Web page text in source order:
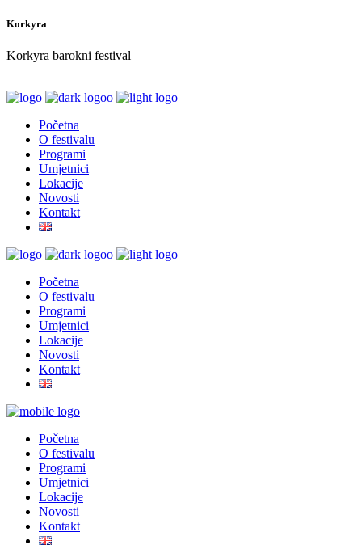
Korkyra
Korkyra barokni festival
Početna
O festivalu
Programi
Umjetnici
Lokacije
Novosti
Kontakt
Početna
O festivalu
Programi
Umjetnici
Lokacije
Novosti
Kontakt
Početna
O festivalu
Programi
Umjetnici
Lokacije
Novosti
Kontakt